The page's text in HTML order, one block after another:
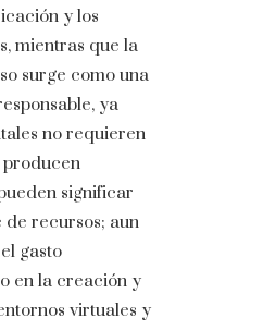
y los
mientras que la
surge como una
ya
no requieren
producen
significar
de recursos; aun
gasto
en la creación y
virtuales y